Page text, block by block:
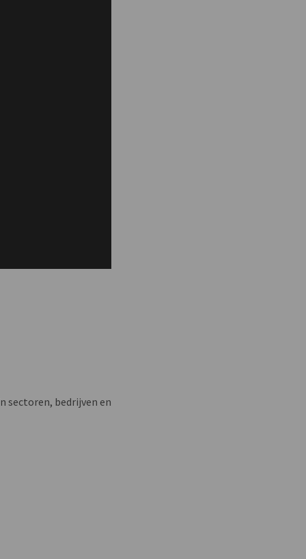
sectoren, bedrijven en